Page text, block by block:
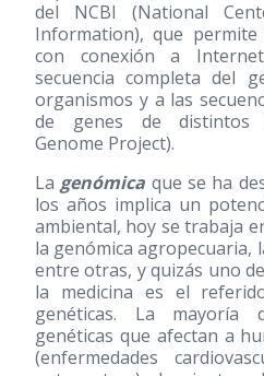
del NCBI (National
Information), que
con conexión a
secuencia completa del
organismos y a las
de genes de distintos
Genome Project).
La genómica que se ha
los años implica un
ambiental, hoy se trabaja
la genómica agropecuaria,
entre otras, y quizás uno
la medicina es el
genéticas. La mayoría
genéticas que afectan a
(enfermedades